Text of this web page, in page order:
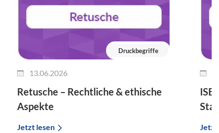
Druckbegriffe
13.06.2026
Retusche – Rechtliche & ethische
Aspekte
Jetzt lesen Jetzt